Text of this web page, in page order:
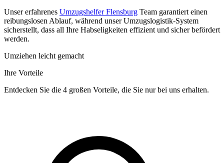
Unser erfahrenes Umzugshelfer Flensburg Team garantiert einen
reibungslosen Ablauf, während unser Umzugslogistik-System
sicherstellt, dass all Ihre Habseligkeiten effizient und sicher befördert
werden.
Umziehen leicht gemacht
Ihre Vorteile
Entdecken Sie die 4 großen Vorteile, die Sie nur bei uns erhalten.